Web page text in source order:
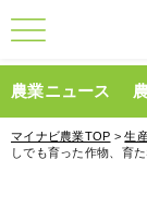
農業ニュース
マイナビ農業TOP >生
しでも育った作物、育